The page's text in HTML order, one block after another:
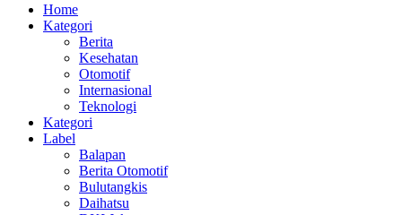
Home
Kategori
Berita
Kesehatan
Otomotif
Internasional
Teknologi
Kategori
Label
Balapan
Berita Otomotif
Bulutangkis
Daihatsu